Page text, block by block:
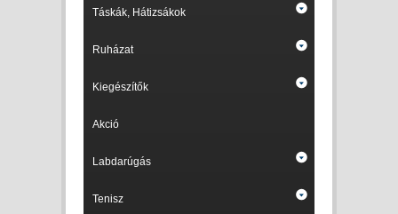
Táskák, Hátizsákok
Ruházat
Kiegészítők
Akció
Labdarúgás
Tenisz